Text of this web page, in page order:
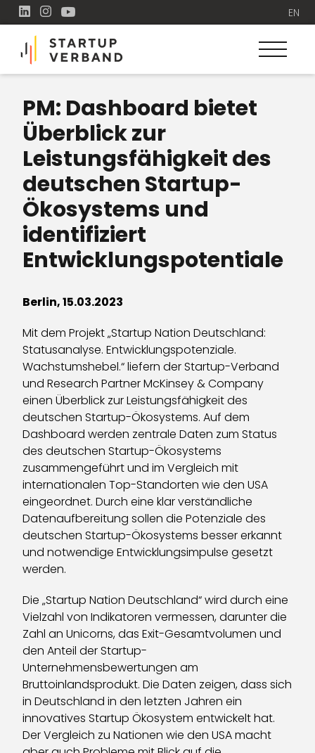
EN
PM: Dashboard bietet
Überblick zur
Leistungsfähigkeit des
deutschen Startup-
Ökosystems und
identifiziert
Entwicklungspotentiale
Berlin, 15.03.2023
Mit dem Projekt „Startup Nation Deutschland:
Statusanalyse. Entwicklungspotenziale.
Wachstumshebel.“ liefern der Startup-Verband
und Research Partner McKinsey & Company
einen Überblick zur Leistungsfähigkeit des
deutschen Startup-Ökosystems. Auf dem
Dashboard werden zentrale Daten zum Status
des deutschen Startup-Ökosystems
zusammengeführt und im Vergleich mit
internationalen Top-Standorten wie den USA
eingeordnet. Durch eine klar verständliche
Datenaufbereitung sollen die Potenziale des
deutschen Startup-Ökosystems besser erkannt
und notwendige Entwicklungsimpulse gesetzt
werden.
Die „Startup Nation Deutschland“ wird durch eine
Vielzahl von Indikatoren vermessen, darunter die
Zahl an Unicorns, das Exit-Gesamtvolumen und
den Anteil der Startup-
Unternehmensbewertungen am
Bruttoinlandsprodukt. Die Daten zeigen, dass sich
in Deutschland in den letzten Jahren ein
innovatives Startup Ökosystem entwickelt hat.
Der Vergleich zu Nationen wie den USA macht